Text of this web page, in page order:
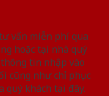
vấn miễn phí qua
hoặc tại nhà quý
tin nhập vào
cũng như chỉ phục
quý khách tại đây.